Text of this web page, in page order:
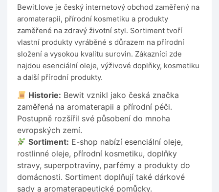
Bewit.love je český internetový obchod zaměřený na
aromaterapii, přírodní kosmetiku a produkty
zaměřené na zdravý životní styl. Sortiment tvoří
vlastní produkty vyráběné s důrazem na přírodní
složení a vysokou kvalitu surovin. Zákazníci zde
najdou esenciální oleje, výživové doplňky, kosmetiku
a další přírodní produkty.
Historie: Bewit vznikl jako česká značka
zaměřená na aromaterapii a přírodní péči.
Postupně rozšířil své působení do mnoha
evropských zemí.
Sortiment: E-shop nabízí esenciální oleje,
rostlinné oleje, přírodní kosmetiku, doplňky
stravy, superpotraviny, parfémy a produkty do
domácnosti. Sortiment doplňují také dárkové
sady a aromaterapeutické pomůcky.